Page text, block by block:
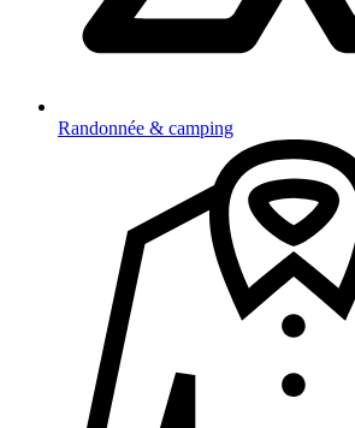
Randonnée & camping